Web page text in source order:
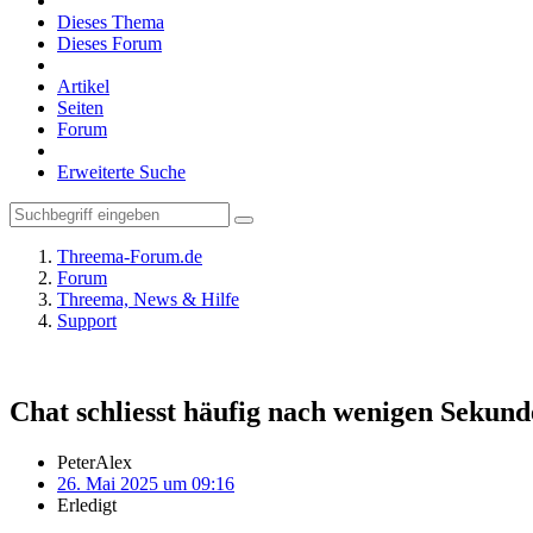
Dieses Thema
Dieses Forum
Artikel
Seiten
Forum
Erweiterte Suche
Threema-Forum.de
Forum
Threema, News & Hilfe
Support
Chat schliesst häufig nach wenigen
PeterAlex
26. Mai 2025 um 09:16
Erledigt